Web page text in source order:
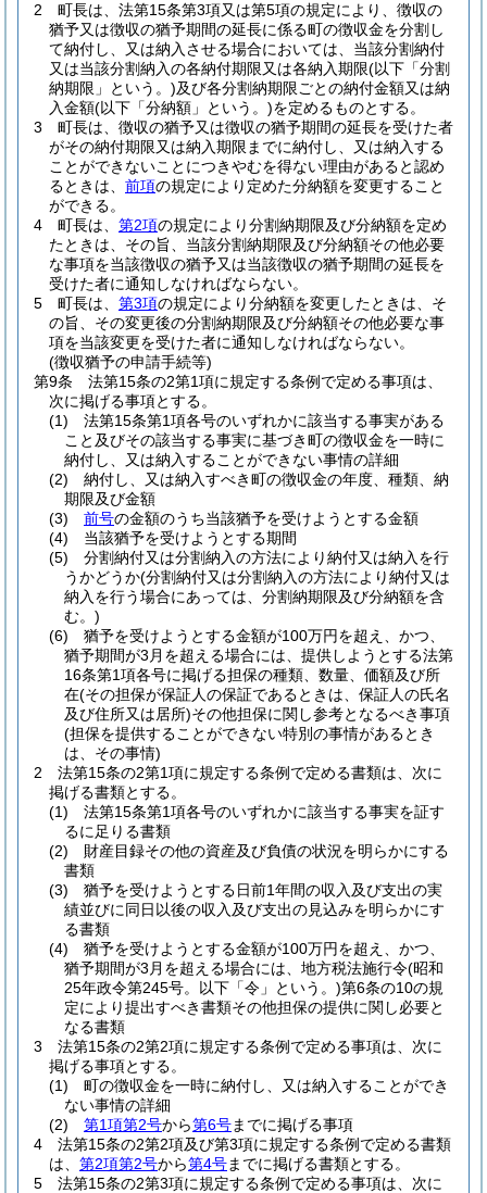
2
町長は、法第15条第3項又は第5項の規定により、徴収の
猶予又は徴収の猶予期間の延長に係る町の徴収金を分割し
て納付し、又は納入させる場合においては、当該分割納付
又は当該分割納入の各納付期限又は各納入期限(以下「分割
納期限」という。)及び各分割納期限ごとの納付金額又は納
入金額(以下「分納額」という。)を定めるものとする。
3
町長は、徴収の猶予又は徴収の猶予期間の延長を受けた者
がその納付期限又は納入期限までに納付し、又は納入する
ことができないことにつきやむを得ない理由があると認め
るときは、 前項の規定により定めた分納額を変更すること
ができる。
4
町長は、 第2項の規定により分割納期限及び分納額を定め
たときは、その旨、当該分割納期限及び分納額その他必要
な事項を当該徴収の猶予又は当該徴収の猶予期間の延長を
受けた者に通知しなければならない。
5
町長は、 第3項の規定により分納額を変更したときは、そ
の旨、その変更後の分割納期限及び分納額その他必要な事
項を当該変更を受けた者に通知しなければならない。
(徴収猶予の申請手続等)
第9条
法第15条の2第1項に規定する条例で定める事項は、
次に掲げる事項とする。
(1)
法第15条第1項各号のいずれかに該当する事実がある
こと及びその該当する事実に基づき町の徴収金を一時に
納付し、又は納入することができない事情の詳細
(2)
納付し、又は納入すべき町の徴収金の年度、種類、納
期限及び金額
(3)
前号の金額のうち当該猶予を受けようとする金額
(4)
当該猶予を受けようとする期間
(5)
分割納付又は分割納入の方法により納付又は納入を行
うかどうか(分割納付又は分割納入の方法により納付又は
納入を行う場合にあっては、分割納期限及び分納額を含
む。)
(6)
猶予を受けようとする金額が100万円を超え、かつ、
猶予期間が3月を超える場合には、提供しようとする法第
16条第1項各号に掲げる担保の種類、数量、価額及び所
在(その担保が保証人の保証であるときは、保証人の氏名
及び住所又は居所)その他担保に関し参考となるべき事項
(担保を提供することができない特別の事情があるとき
は、その事情)
2
法第15条の2第1項に規定する条例で定める書類は、次に
掲げる書類とする。
(1)
法第15条第1項各号のいずれかに該当する事実を証す
るに足りる書類
(2)
財産目録その他の資産及び負債の状況を明らかにする
書類
(3)
猶予を受けようとする日前1年間の収入及び支出の実
績並びに同日以後の収入及び支出の見込みを明らかにす
る書類
(4)
猶予を受けようとする金額が100万円を超え、かつ、
猶予期間が3月を超える場合には、地方税法施行令(昭和
25年政令第245号。以下「令」という。)第6条の10の規
定により提出すべき書類その他担保の提供に関し必要と
なる書類
3
法第15条の2第2項に規定する条例で定める事項は、次に
掲げる事項とする。
(1)
町の徴収金を一時に納付し、又は納入することができ
ない事情の詳細
(2)
第1項第2号から第6号までに掲げる事項
4
法第15条の2第2項及び第3項に規定する条例で定める書類
は、 第2項第2号から第4号までに掲げる書類とする。
5
法第15条の2第3項に規定する条例で定める事項は、次に